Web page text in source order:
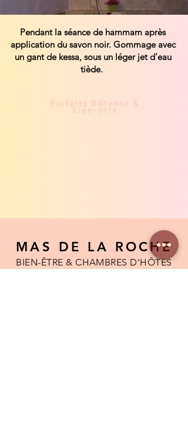
Pendant la séance de hammam après
application du savon noir. Gommage avec
un gant de kessa, sous un léger jet d’eau
tiède.
Forfaits Détente &
bien-être
MAS DE LA ROCHE
BIEN-ÊTRE & CHAMBRES D'HÔTES